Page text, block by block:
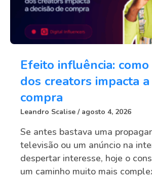
Efeito influência:
dos creators impacta
compra
Leandro Scalise agosto 4, 2026
Se antes bastava uma
televisão ou um anúncio na
despertar interesse, hoje o
um caminho muito mais